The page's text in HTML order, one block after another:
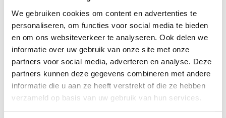
We gebruiken cookies om content en advertenties te
personaliseren, om functies voor social media te bieden
en om ons websiteverkeer te analyseren. Ook delen we
informatie over uw gebruik van onze site met onze
partners voor social media, adverteren en analyse. Deze
partners kunnen deze gegevens combineren met andere
informatie die u aan ze heeft verstrekt of die ze hebben
verzameld op basis van uw gebruik van hun services.
Little Dutch kraamcadeau
pakket Fairy Garden meisje
Platinum
Op voorraad
€52,95
Nijntje kraamcadeau pakket
uni Nijntje & Leeuwtje €27,50